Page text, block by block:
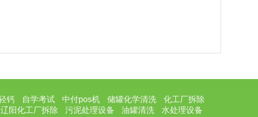
钙 自学考试 中付pos机 储罐化学清洗
化工厂拆除
辽阳化工厂拆除 污泥处理设备 油罐清洗
水处理设备